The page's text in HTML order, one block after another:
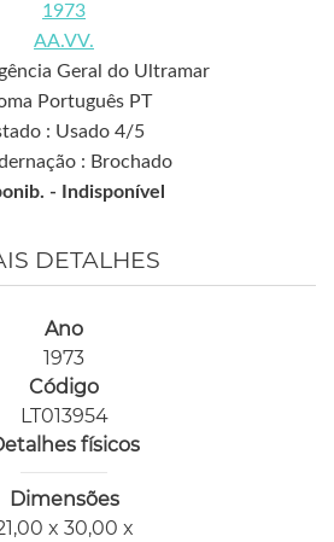
1973
AA.VV.
Geral do Ultramar
Português PT
: Usado 4/5
: Brochado
-
Indisponível
DETALHES
Ano
1973
Código
LT013954
físicos
Dimensões
x 30,00 x